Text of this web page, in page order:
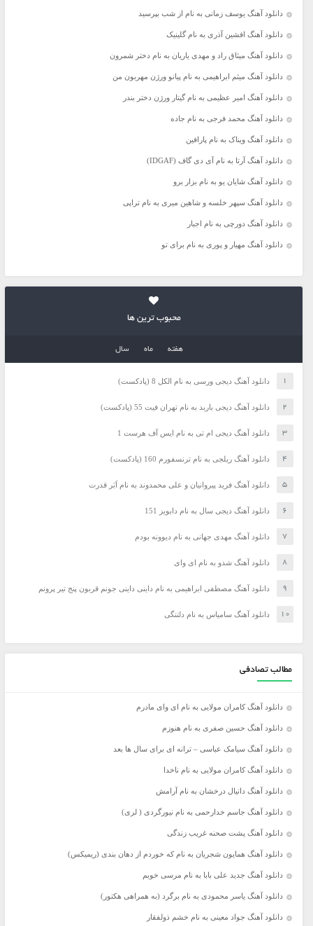
دانلود آهنگ یوسف زمانی به نام از شب بپرسید
دانلود آهنگ افشین آذری به نام گلینیک
دانلود آهنگ میثاق راد و مهدی یاریان به نام دختر شمرون
دانلود آهنگ میثم ابراهیمی به نام پیانو ورژن مهربون من
دانلود آهنگ امیر عظیمی به نام گیتار ورژن دختر بندر
دانلود آهنگ محمد فرجی به نام جاده
دانلود آهنگ ویناک به نام پارافین
دانلود آهنگ آرتا به نام آی دی گاف (IDGAF)
دانلود آهنگ شایان یو به نام بزار برو
دانلود آهنگ سپهر خلسه و شاهین میری به نام تراپی
دانلود آهنگ دورچی به نام اجبار
دانلود آهنگ مهیار و پوری به نام برای تو
محبوب ترین ها
هفته ماه سال
دانلود آهنگ دیجی ورسی به نام الکل 8 (پادکست)
دانلود آهنگ دیجی باربد به نام تهران فیت 55 (پادکست)
دانلود آهنگ دیجی ام تی به نام ایس آف هرست 1
دانلود آهنگ ریلجی به نام ترنسفورم 160 (پادکست)
دانلود آهنگ فرید پیروانیان و علی محمدوند به نام اَبَر قدرت
دانلود آهنگ دیجی سال به نام دابویز 151
دانلود آهنگ مهدی جهانی به نام دیوونه بودم
دانلود آهنگ شدو به نام ای وای
دانلود آهنگ مصطفی ابراهیمی به نام داینی داینی جونم قربون پنج تیر پرونم
دانلود آهنگ سامیاس به نام دلتنگی
مطالب تصادفی
دانلود آهنگ کامران مولایی به نام ای وای مادرم
دانلود آهنگ حسین صفری به نام هنوزم
دانلود آهنگ سیامک عباسی – ترانه اى براى سال ها بعد
دانلود آهنگ کامران مولایی به نام ناخدا
دانلود آهنگ دانیال درخشان به نام آرامش
دانلود آهنگ جاسم خدارحمی به نام نیورگردی ( لری)
دانلود آهنگ پشت صحنه غریب زندگی
دانلود آهنگ همایون شجریان به نام که خوردم از دهان بندی (ریمیکس)
دانلود آهنگ جدید علی بابا به نام مرسی خوبم
دانلود آهنگ یاسر محمودی به نام برگرد (به همراهی هکتور)
دانلود آهنگ جواد معینی به نام خشم ذولفقار